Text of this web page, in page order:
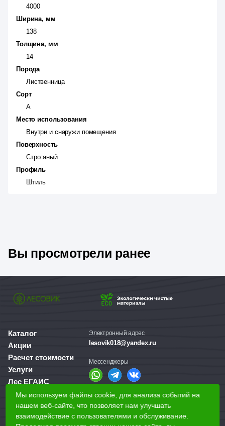
4000
Ширина, мм
138
Толщина, мм
14
Порода
Лиственница
Сорт
А
Место использования
Внутри и снаружи помещения
Поверхность
Строганый
Профиль
Штиль
Вы просмотрели ранее
Каталог
Акции
Расчет стоимости
Услуги
Лес ЕГАИС
О компании
Доставка и оплата
Для бизнеса
Электронный адрес
lesovik018@yandex.ru
Мессенджеры
Справочная служба
+7 (3412) 77-60-50
Мы используем файлы cookie, для анализа событий на
нашем веб-сайте, что позволяет нам улучшать
взаимодействие с пользователями и обслуживание.